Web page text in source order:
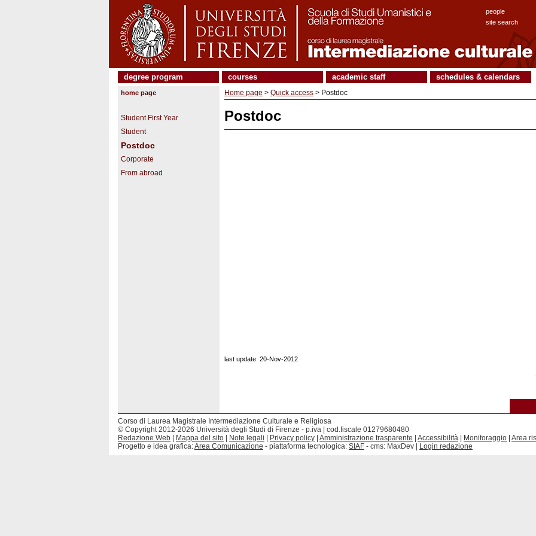
people
site search
degree program courses academic staff schedules & calendars
home page
Student First Year
Student
Postdoc
Corporate
From abroad
Home page > Quick access > Postdoc
Postdoc
last update: 20-Nov-2012
Corso di Laurea Magistrale Intermediazione Culturale e Religiosa
© Copyright 2012-2026 Università degli Studi di Firenze - p.iva | cod.fiscale 01279680480
Redazione Web
Mappa del sito Note legali Privacy policy Amministrazione trasparente Accessibilità Monitoraggio Area
Progetto e idea grafica:Area Comunicazione - piattaforma tecnologica: SIAF - cms: MaxDev | Login redazione